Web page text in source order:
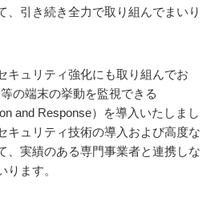
、引き続き全力で取り組んでまいり
キュリティ強化にも取り組んでお
の端末の挙動を監視できる
and Response）を導入いたしまし
キュリティ技術の導入および高度な
、実績のある専門事業者と連携しな
ります。